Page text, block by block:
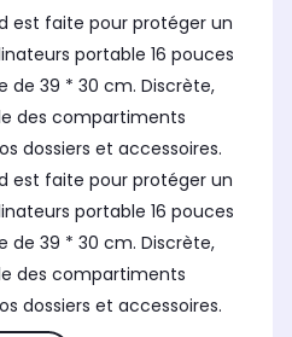
est faite pour protéger un
portable 16 pouces
de 39 * 30 cm. Discrète,
des compartiments
dossiers et accessoires.
est faite pour protéger un
portable 16 pouces
de 39 * 30 cm. Discrète,
des compartiments
dossiers et accessoires.